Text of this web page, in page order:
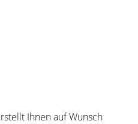
Ihnen auf Wunsch